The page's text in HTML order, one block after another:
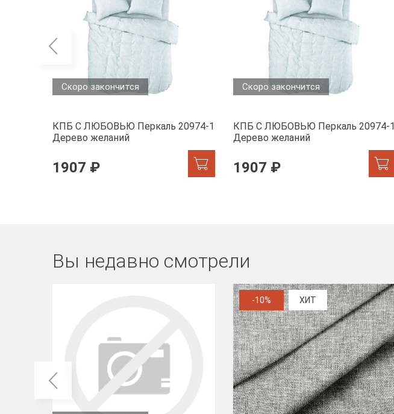
Скоро закончится
КПБ С ЛЮБОВЬЮ Перкаль 20974-1
Дерево желаний
1907 ₽
Скоро закончится
КПБ С ЛЮБОВЬЮ Перкаль 20974-1
Дерево желаний
1907 ₽
Вы недавно смотрели
-10% ХИТ